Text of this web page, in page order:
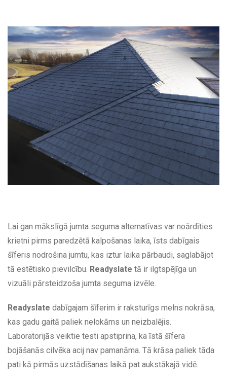
Lai gan mākslīgā jumta seguma alternatīvas var noārdīties
krietni pirms paredzētā kalpošanas laika, īsts dabīgais
šīferis nodrošina jumtu, kas iztur laika pārbaudi, saglabājot
tā estētisko pievilcību. Readyslate tā ir ilgtspējīga un
vizuāli pārsteidzoša jumta seguma izvēle.
Readyslate dabīgajam šīferim ir raksturīgs melns nokrāsa,
kas gadu gaitā paliek nelokāms un neizbalējis.
Laboratorijās veiktie testi apstiprina, ka īstā šīfera
bojāšanās cilvēka acij nav pamanāma. Tā krāsa paliek tāda
pati kā pirmās uzstādīšanas laikā pat aukstākajā vidē.